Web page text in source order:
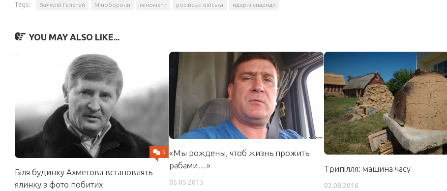
Tags: Валерій Гелетей Міноборони міномети російські війська ядерні снаряди
YOU MAY ALSO LIKE...
5
Біля будинку Ахметова встановлять
ялинку з фото побитих
«Мы рождены, чтоб жизнь прожить
рабами…»
05.05.2015
Трипілля: машина часу
02.08.2016